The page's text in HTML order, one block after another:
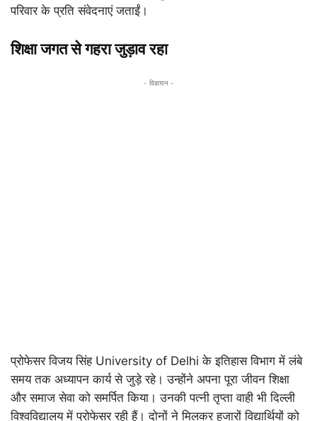
परिवार के प्रति संवेदनाएं जताईं।
शिक्षा जगत से गहरा जुड़ाव रहा
- विज्ञापन -
प्रोफेसर विजय सिंह University of Delhi के इतिहास विभाग में लंबे
समय तक अध्यापन कार्य से जुड़े रहे। उन्होंने अपना पूरा जीवन शिक्षा
और समाज सेवा को समर्पित किया। उनकी पत्नी तृप्ता वाही भी दिल्ली
विश्वविद्यालय में प्रोफेसर रही हैं। दोनों ने मिलकर हजारों विद्यार्थियों को